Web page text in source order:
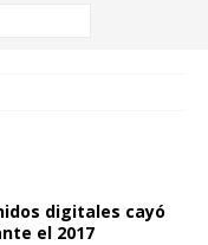
digitales cayó
el 2017